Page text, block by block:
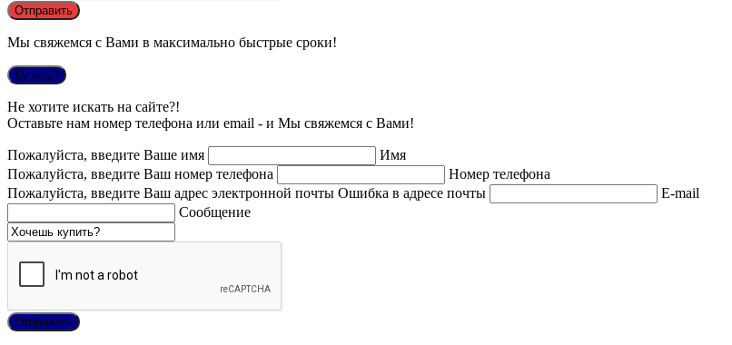
Мы свяжемся с Вами в максимально быстрые сроки!
Купить?
Не хотите искать на сайте?!
Оставьте нам номер телефона или email - и Мы свяжемся с Вами!
Пожалуйста, введите Ваше имя
Имя
Пожалуйста, введите Ваш номер телефона
Номер телефона
Пожалуйста, введите Ваш адрес электронной почты Ошибка в адресе почты
E-mail
Сообщение